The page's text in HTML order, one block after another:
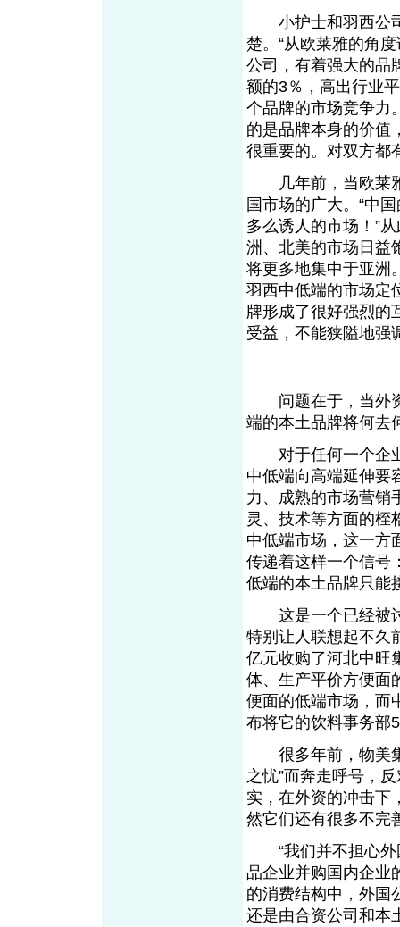
小护士和羽西公司
楚。“从欧莱雅的角
公司，有着强大的品
额的3％，高出行业
个品牌的市场竞争力
的是品牌本身的价值
很重要的。对双方都
几年前，当欧莱雅
国市场的广大。“中
多么诱人的市场！”
洲、北美的市场日益
将更多地集中于亚洲
羽西中低端的市场定
牌形成了很好强烈的
受益，不能狭隘地强
问题在于，当外资
端的本土品牌将何去
对于任何一个企业
中低端向高端延伸要
力、成熟的市场营销
灵、技术等方面的桎
中低端市场，这一方
传递着这样一个信号
低端的本土品牌只能
这是一个已经被讨
特别让人联想起不久
亿元收购了河北中旺
体、生产平价方便面
便面的低端市场，而
布将它的饮料事务部
很多年前，物美集
之忧”而奔走呼号，
实，在外资的冲击下
然它们还有很多不完
“我们并不担心外
品企业并购国内企业
的消费结构中，外国
还是由合资公司和本